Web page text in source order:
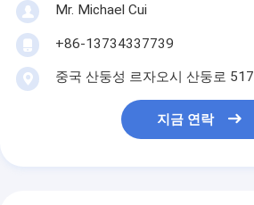
Mr. Michael Cui
+86-13734337739
중국 산둥성 르자오시 산둥로 517
지금 연락